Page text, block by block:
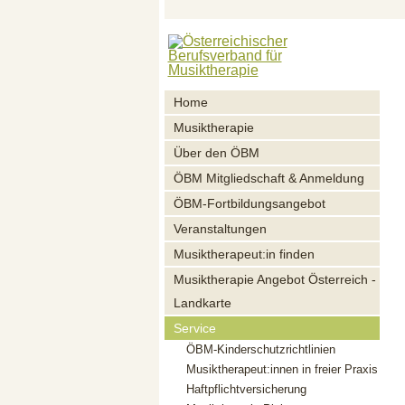
Home
Musiktherapie
Über den ÖBM
ÖBM Mitgliedschaft & Anmeldung
ÖBM-Fortbildungsangebot
Veranstaltungen
Musiktherapeut:in finden
Musiktherapie Angebot Österreich -
Landkarte
Service
ÖBM-Kinderschutzrichtlinien
Musiktherapeut:innen in freier Praxis
Haftpflichtversicherung